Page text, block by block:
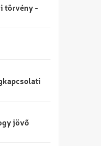
törvény -
jövő